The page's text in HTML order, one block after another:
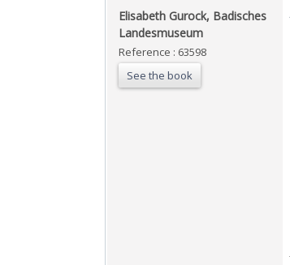
‎Elisabeth Gurock, Badisches
Landesmuseum‎
Reference : 63598
See the book